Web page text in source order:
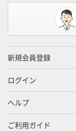
新規会員登録
ログイン
ヘルプ
ご利用ガイド